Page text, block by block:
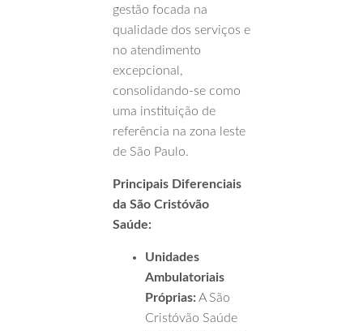
gestão focada na
qualidade dos serviços e
no atendimento
excepcional,
consolidando-se como
uma instituição de
referência na zona leste
de São Paulo.
Principais Diferenciais
da São Cristóvão
Saúde:
Unidades
Ambulatoriais
Próprias: A São
Cristóvão Saúde